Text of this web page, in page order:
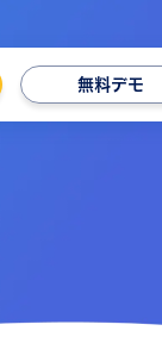
無料デモ